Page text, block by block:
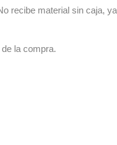
recibe material sin caja,
la compra.